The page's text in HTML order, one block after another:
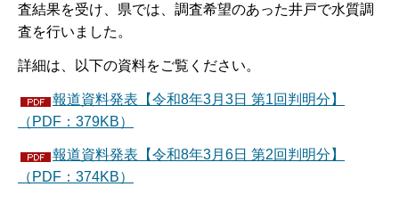
査結果を受け、県では、調査希望のあった井戸で水質調
査を行いました。
詳細は、以下の資料をご覧ください。
報道資料発表【令和8年3月3日 第1回判明分】
（PDF：379KB）
報道資料発表【令和8年3月6日 第2回判明分】
（PDF：374KB）